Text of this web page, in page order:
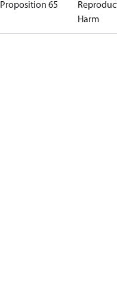
Proposition 65
Harm